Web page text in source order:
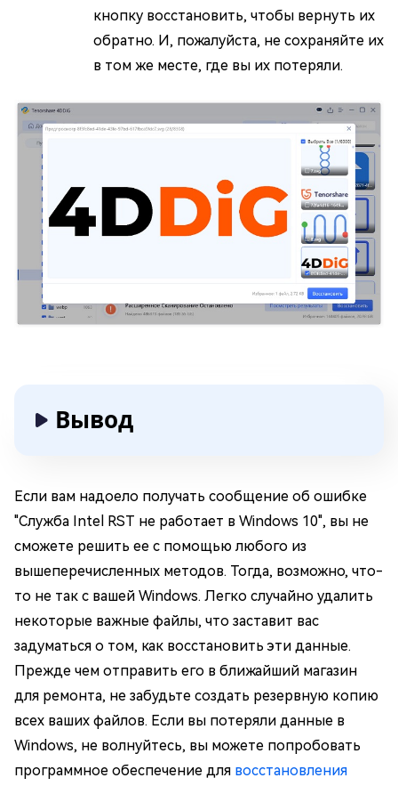
кнопку восстановить, чтобы вернуть их
обратно. И, пожалуйста, не сохраняйте их
в том же месте, где вы их потеряли.
Вывод
Если вам надоело получать сообщение об ошибке
"Служба Intel RST не работает в Windows 10", вы не
сможете решить ее с помощью любого из
вышеперечисленных методов. Тогда, возможно, что-
то не так с вашей Windows. Легко случайно удалить
некоторые важные файлы, что заставит вас
задуматься о том, как восстановить эти данные.
Прежде чем отправить его в ближайший магазин
для ремонта, не забудьте создать резервную копию
всех ваших файлов. Если вы потеряли данные в
Windows, не волнуйтесь, вы можете попробовать
программное обеспечение для восстановления